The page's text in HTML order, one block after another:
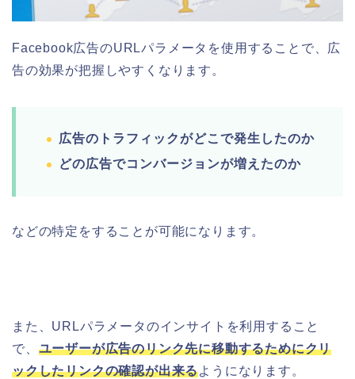
Facebook広告のURLパラメータを使用することで、広
告の効果が把握しやすくなります。
広告のトラフィックがどこで発生したのか
どの広告でコンバージョンが増えたのか
などの特定をすることが可能になります。
また、URLパラメータのインサイトを利用すること
で、 ユーザーが広告のリンク先に移動するためにクリ
ックしたリンクの確認が出来るようになります。